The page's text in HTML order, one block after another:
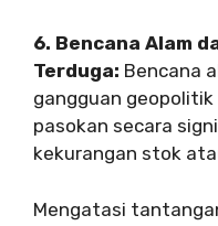
6. Bencana Alam
Terduga: Bencana
gangguan
pasokan secara
kekurangan stok
Mengatasi